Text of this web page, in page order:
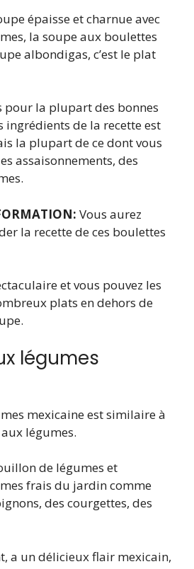
épaisse et charnue avec
la soupe aux boulettes
albondigas, c’est le plat
pour la plupart des bonnes
ingrédients de la recette est
la plupart de ce dont vous
assaisonnements, des
Vous aurez
la recette de ces boulettes
et vous pouvez les
plats en dehors de
légumes
mexicaine est similaire à
légumes.
de légumes et
frais du jardin comme
des courgettes, des
a un délicieux flair mexicain,